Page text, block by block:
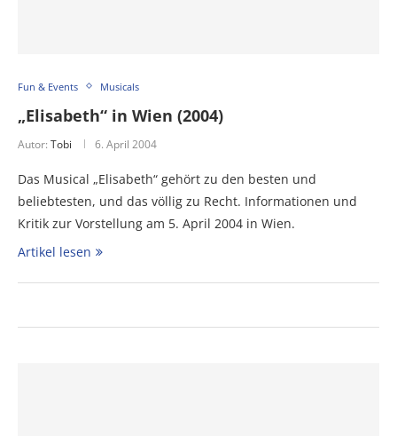
Fun & Events Musicals
„Elisabeth“ in Wien (2004)
Autor: Tobi 6. April 2004
Das Musical „Elisabeth“ gehört zu den besten und
beliebtesten, und das völlig zu Recht. Informationen und
Kritik zur Vorstellung am 5. April 2004 in Wien.
Artikel lesen